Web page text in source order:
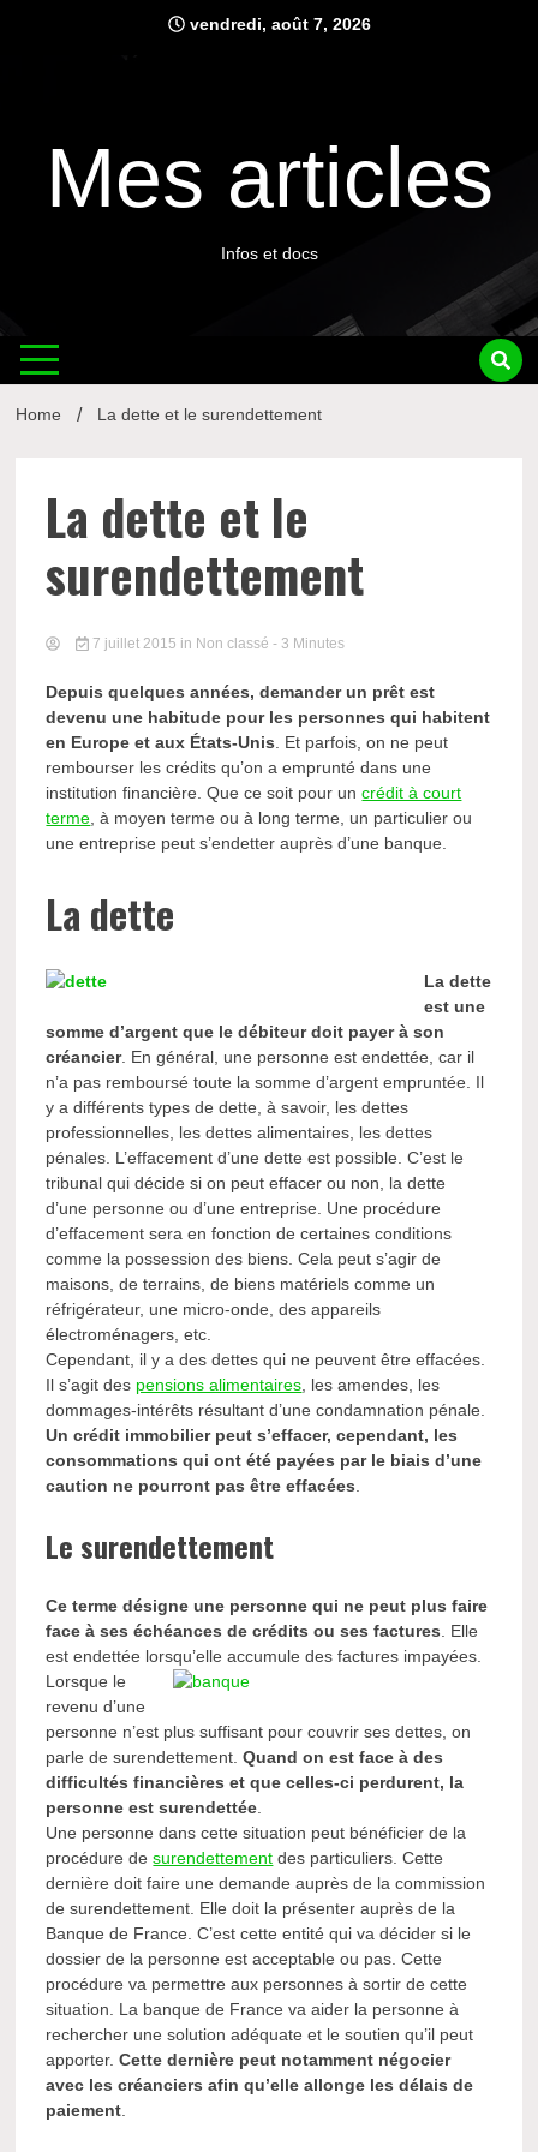
vendredi, août 7, 2026
Mes articles
Infos et docs
Home La dette et le surendettement
La dette et le
surendettement
7 juillet 2015 in Non classé - 3 Minutes
Depuis quelques années, demander un prêt est
devenu une habitude pour les personnes qui habitent
en Europe et aux États-Unis . Et parfois, on ne peut
rembourser les crédits qu’on a emprunté dans une
institution financière. Que ce soit pour uncrédit à court
terme , à moyen terme ou à long terme, un particulier ou
une entreprise peut s’endetter auprès d’une banque.
La dette
La dette
est une
somme d’argent que le débiteur doit payer à son
créancier. En général, une personne est endettée, car il
n’a pas remboursé toute la somme d’argent empruntée. Il
y a différents types de dette, à savoir, les dettes
professionnelles, les dettes alimentaires, les dettes
pénales. L’effacement d’une dette est possible. C’est le
tribunal qui décide si on peut effacer ou non, la dette
d’une personne ou d’une entreprise. Une procédure
d’effacement sera en fonction de certaines conditions
comme la possession des biens. Cela peut s’agir de
maisons, de terrains, de biens matériels comme un
réfrigérateur, une micro-onde, des appareils
électroménagers, etc.
Cependant, il y a des dettes qui ne peuvent être effacées.
Il s’agit des pensions alimentaires , les amendes, les
dommages-intérêts résultant d’une condamnation pénale.
Un crédit immobilier peut s’effacer, cependant, les
consommations qui ont été payées par le biais d’une
caution ne pourront pas être effacées
Le surendettement
Ce terme désigne une personne qui ne peut plus faire
face à ses échéances de crédits ou ses factures . Elle
est endettée lorsqu’elle accumule des factures impayées.
Lorsque le
revenu d’une
personne n’est plus suffisant pour couvrir ses dettes, on
parle de surendettement.Quand on est face à des
difficultés financières et que celles-ci perdurent, la
personne est surendettée
Une personne dans cette situation peut bénéficier de la
procédure desurendettement des particuliers. Cette
dernière doit faire une demande auprès de la commission
de surendettement. Elle doit la présenter auprès de la
Banque de France. C’est cette entité qui va décider si le
dossier de la personne est acceptable ou pas. Cette
procédure va permettre aux personnes à sortir de cette
situation. La banque de France va aider la personne à
rechercher une solution adéquate et le soutien qu’il peut
apporter.Cette dernière peut notamment négocier
avec les créanciers afin qu’elle allonge les délais de
paiement